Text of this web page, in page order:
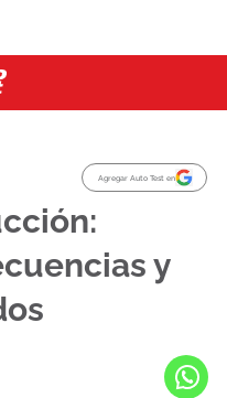
Agregar Auto Test en
y